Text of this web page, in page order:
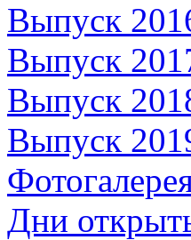
Выпуск
Выпуск
Выпуск
Выпуск
Дни